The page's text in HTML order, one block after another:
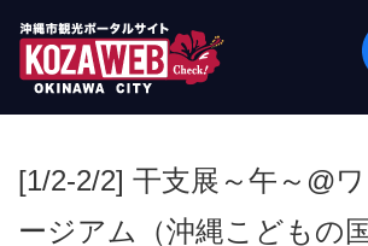
沖縄市観光ポータルコ
縄市コザの表も裏も楽
[1/2-2/2] 干支展～午～@
ージアム（沖縄こどもの国